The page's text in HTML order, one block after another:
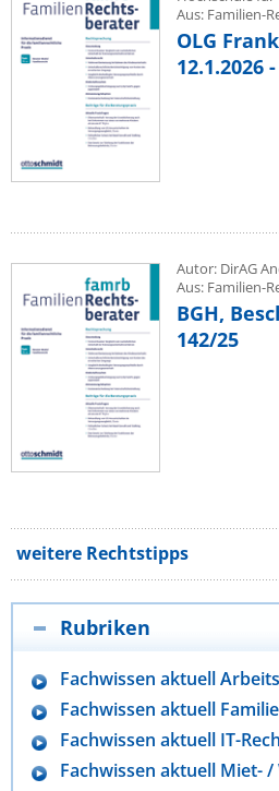
Aus: Familien-
OLG
12.1.2026
Autor: DirAG
Aus: Familien-
BGH,
142/25
weitere Rechtstipps
Rubriken
Fachwissen aktuell
Fachwissen aktuell
Fachwissen aktuell IT-
Fachwissen aktuell Miet- /